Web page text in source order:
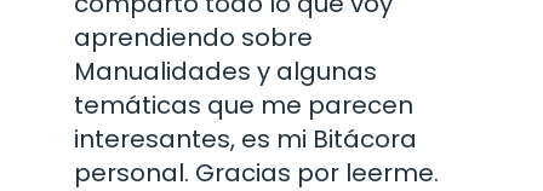
aprendiendo sobre
Manualidades y algunas
temáticas que me parecen
interesantes, es mi Bitácora
personal. Gracias por leerme.